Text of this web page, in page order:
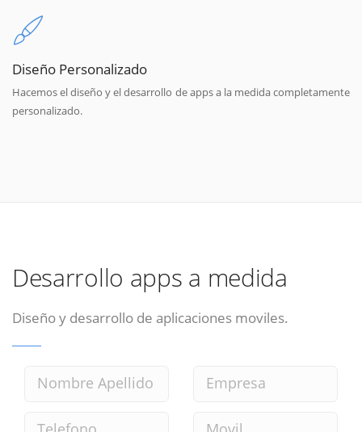
Diseño Personalizado
Hacemos el diseño y el desarrollo de apps a la medida completamente
personalizado.
Desarrollo apps a medida
Diseño y desarrollo de aplicaciones moviles.